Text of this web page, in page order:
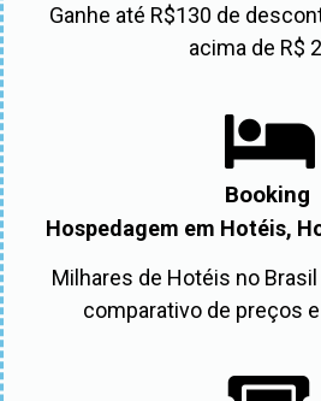
Ganhe até R$130 de
acima de R$
Booking
Hospedagem em Hotéis,
Milhares de Hotéis no
comparativo de preços